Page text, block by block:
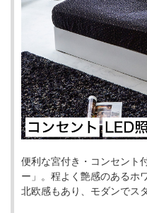
便利な宮付き・コンセント
ー」。程よく艶感のあるホ
北欧感もあり、モダンでス